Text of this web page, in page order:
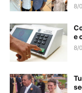
8/
e
8/